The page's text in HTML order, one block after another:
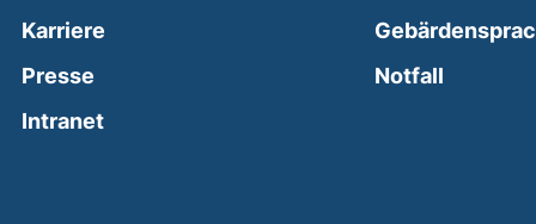
Karriere
Presse
Intranet(external link, opens in a new window)
Notfall